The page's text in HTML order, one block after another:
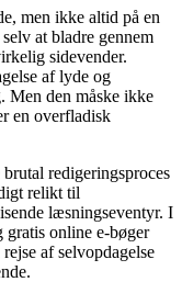
men ikke altid på en
at bladre gennem
sidevender.
af lyde og
Men den måske ikke
en overfladisk
redigeringsproces
relikt til
læsningseventyr. I
online e-bøger
af selvopdagelse